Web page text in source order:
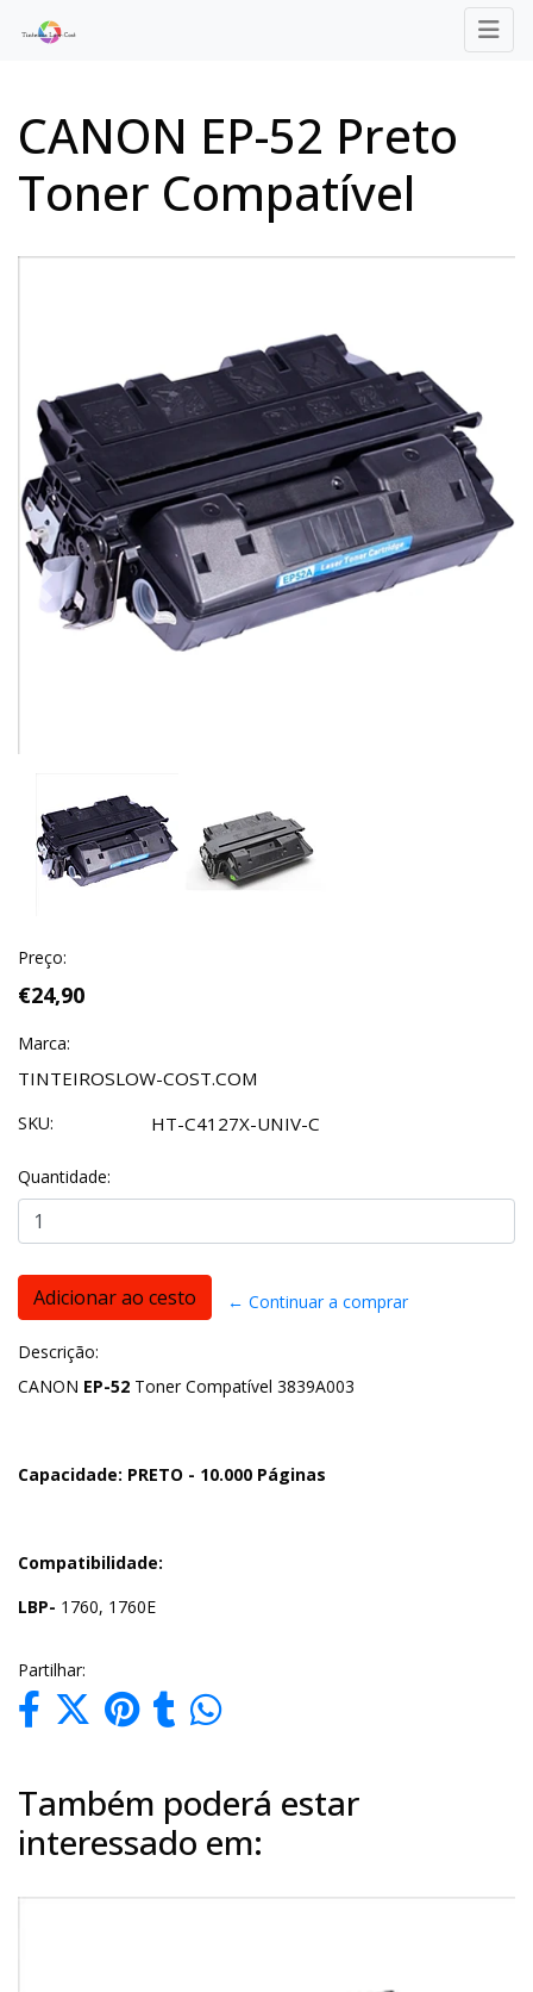
CANON EP-52 Preto
Toner Compatível
Previous
Preço:
€24,90
Marca:
TINTEIROSLOW-COST.COM
SKU: HT-C4127X-UNIV-C
Quantidade:
← Continuar a comprar
Descrição:
CANON EP-52 Toner Compatível 3839A003
Capacidade: PRETO - 10.000 Páginas
Compatibilidade:
LBP- 1760, 1760E
Partilhar:
Também poderá estar
interessado em: